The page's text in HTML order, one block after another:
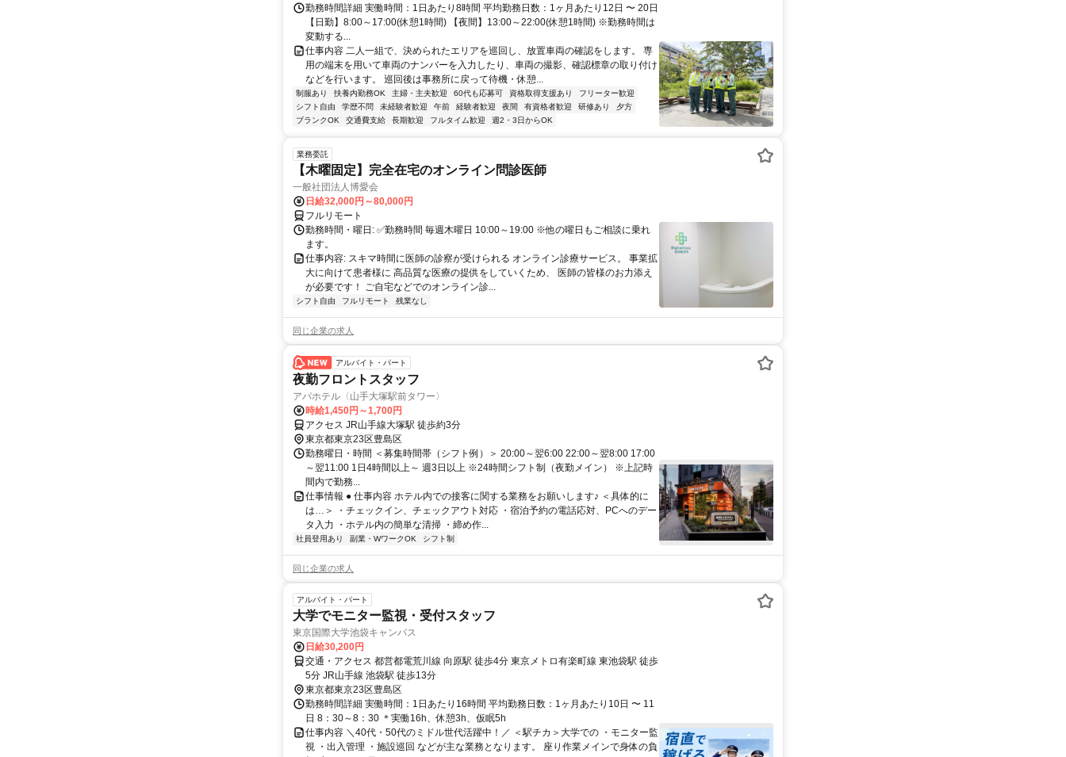
勤務時間詳細 実働時間：1日あたり8時間 平均勤務日数：1ヶ月あたり12日 〜 20日
【日勤】8:00～17:00(休憩1時間) 【夜間】13:00～22:00(休憩1時間) ※勤務時間は
変動する...
仕事内容 二人一組で、決められたエリアを巡回し、放置車両の確認をします。 専
用の端末を用いて車両のナンバーを入力したり、車両の撮影、確認標章の取り付け
などを行います。 巡回後は事務所に戻って待機・休憩...
制服あり 扶養内勤務OK 主婦・主夫歓迎 60代も応募可 資格取得支援あり
フリーター歓迎
シフト自由
学歴不問 未経験者歓迎 午前 経験者歓迎 夜間 有資格者歓迎 研修あり
夕方
ブランクOK
交通費支給 長期歓迎 フルタイム歓迎 週2・3日からOK
業務委託
【木曜固定】完全在宅のオンライン問診医師
一般社団法人博愛会
日給32,000円～80,000円
フルリモート
勤務時間・曜日: ✅勤務時間 毎週木曜日 10:00～19:00 ※他の曜日もご相談に乗れ
ます。
仕事内容: スキマ時間に医師の診察が受けられる オンライン診療サービス。 事業拡
大に向けて患者様に 高品質な医療の提供をしていくため、 医師の皆様のお力添え
が必要です！ ご自宅などでのオンライン診...
シフト自由 フルリモート 残業なし
同じ企業の求人
アルバイト・パート
夜勤フロントスタッフ
アパホテル〈山手大塚駅前タワー〉
時給1,450円～1,700円
アクセス JR山手線大塚駅 徒歩約3分
東京都東京23区豊島区
勤務曜日・時間 ＜募集時間帯（シフト例）＞ 20:00～翌6:00 22:00～翌8:00 17:00
～翌11:00 1日4時間以上～ 週3日以上 ※24時間シフト制（夜勤メイン） ※上記時
間内で勤務...
仕事情報 ● 仕事内容 ホテル内での接客に関する業務をお願いします♪ ＜具体的に
は…＞ ・チェックイン、チェックアウト対応 ・宿泊予約の電話応対、PCへのデー
タ入力 ・ホテル内の簡単な清掃 ・締め作...
社員登用あり 副業・WワークOK シフト制
同じ企業の求人
アルバイト・パート
大学でモニター監視・受付スタッフ
東京国際大学池袋キャンパス
日給30,200円
交通・アクセス 都営都電荒川線 向原駅 徒歩4分 東京メトロ有楽町線 東池袋駅 徒歩
5分 JR山手線 池袋駅 徒歩13分
東京都東京23区豊島区
勤務時間詳細 実働時間：1日あたり16時間 平均勤務日数：1ヶ月あたり10日 〜 11
日 8：30～8：30 ＊実働16h、休憩3h、仮眠5h
仕事内容 ＼40代・50代のミドル世代活躍中！／ ＜駅チカ＞大学での ・モニター監
視 ・出入管理 ・施設巡回 などが主な業務となります。 座り作業メインで身体の負